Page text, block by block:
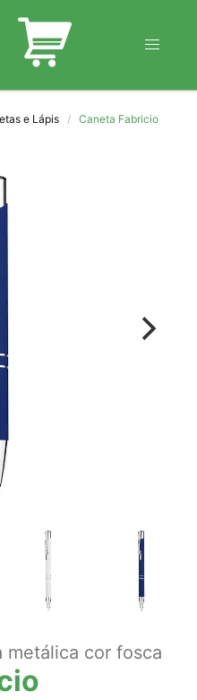
e Lápis Caneta Fabricio
metálica cor fosca